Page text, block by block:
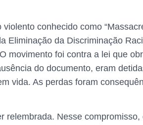
conhecido como
Eliminação da Discriminação
movimento foi contra a lei que
do documento, eram
vida. As perdas foram
relembrada. Nesse compromisso,